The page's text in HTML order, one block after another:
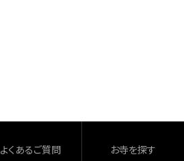
よくあるご質問 お寺を探す